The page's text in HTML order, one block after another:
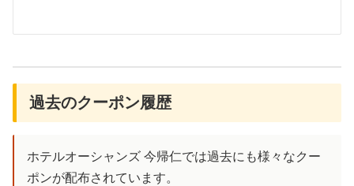
過去のクーポン履歴
ホテルオーシャンズ 今帰仁では過去にも様々なクー
ポンが配布されています。